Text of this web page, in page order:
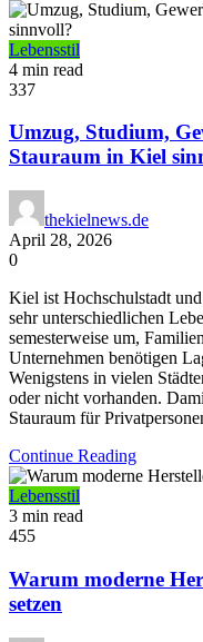
Lebensstil
4 min read
337
Umzug, Studium,
Stauraum in Kiel
thekielnews.de
April 28, 2026
0
Kiel ist Hochschulstadt
sehr unterschiedlichen
semesterweise um,
Unternehmen benötigen
Wenigstens in vielen
oder nicht vorhanden.
Stauraum für
Continue Reading
Lebensstil
3 min read
455
Warum moderne
setzen